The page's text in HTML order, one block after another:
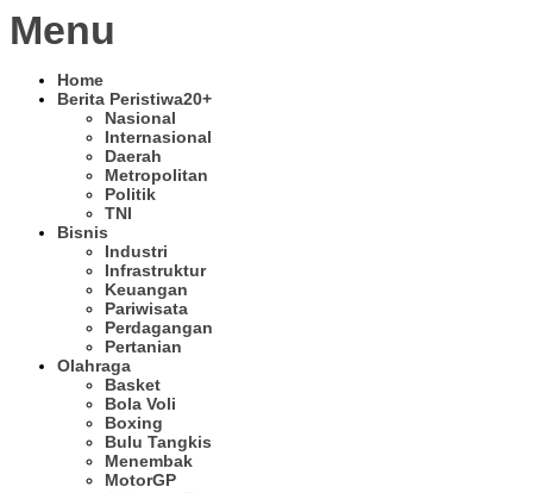
Menu
Home
Berita Peristiwa20+
Nasional
Internasional
Daerah
Metropolitan
Politik
TNI
Bisnis
Industri
Infrastruktur
Keuangan
Pariwisata
Perdagangan
Pertanian
Olahraga
Basket
Bola Voli
Boxing
Bulu Tangkis
Menembak
MotorGP